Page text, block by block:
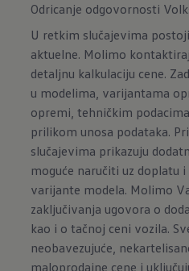
Odricanje odgovornosti
U retkim slučajevima
aktuelne. Molimo
detaljnu kalkulaciju cene.
u modelima, varijantama
opremi, tehničkim
prilikom unosa podataka.
slučajevima prikazuju
moguće naručiti uz doplatu
varijante modela. Molimo
zaključivanja ugovora o
kao i o tačnoj ceni vozila.
neobavezujuće,
maloprodajne cene i